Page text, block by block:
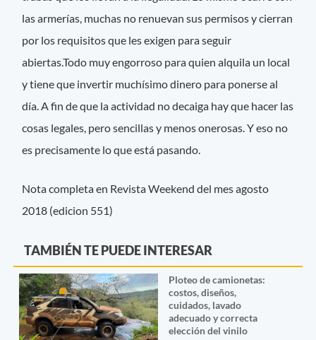
las armerías, muchas no renuevan sus permisos y cierran
por los requisitos que les exigen para seguir
abiertas.Todo muy engorroso para quien alquila un local
y tiene que invertir muchísimo dinero para ponerse al
día. A fin de que la actividad no decaiga hay que hacer las
cosas legales, pero sencillas y menos onerosas. Y eso no
es precisamente lo que está pasando.
Nota completa en Revista Weekend del mes agosto
2018 (edicion 551)
TAMBIÉN TE PUEDE INTERESAR
Ploteo de camionetas:
costos, diseños,
cuidados, lavado
adecuado y correcta
elección del vinilo